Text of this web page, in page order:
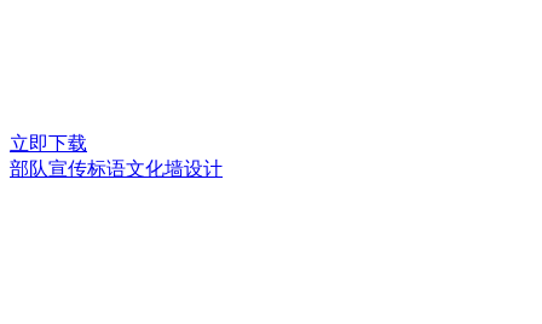
立即下载
部队宣传标语文化墙设计